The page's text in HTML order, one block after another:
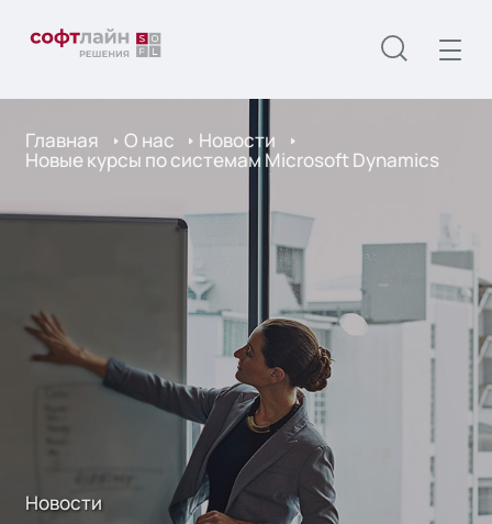
Главная О нас Новости
Новые курсы по системам Microsoft Dynamics
Новости